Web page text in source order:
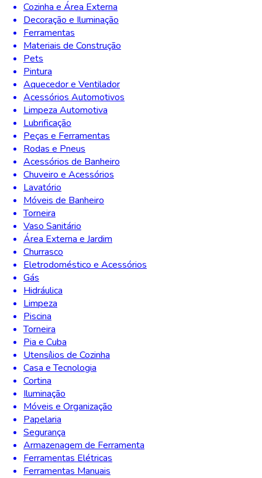
Cozinha e Área Externa
Decoração e Iluminação
Ferramentas
Materiais de Construção
Pets
Pintura
Aquecedor e Ventilador
Acessórios Automotivos
Limpeza Automotiva
Lubrificação
Peças e Ferramentas
Rodas e Pneus
Acessórios de Banheiro
Chuveiro e Acessórios
Lavatório
Móveis de Banheiro
Torneira
Vaso Sanitário
Área Externa e Jardim
Churrasco
Eletrodoméstico e Acessórios
Gás
Hidráulica
Limpeza
Piscina
Torneira
Pia e Cuba
Utensílios de Cozinha
Casa e Tecnologia
Cortina
Iluminação
Móveis e Organização
Papelaria
Segurança
Armazenagem de Ferramenta
Ferramentas Elétricas
Ferramentas Manuais